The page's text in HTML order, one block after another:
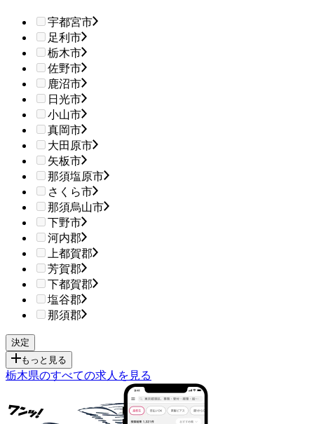
宇都宮市
足利市
栃木市
佐野市
鹿沼市
日光市
小山市
真岡市
大田原市
矢板市
那須塩原市
さくら市
那須烏山市
下野市
河内郡
上都賀郡
芳賀郡
下都賀郡
塩谷郡
那須郡
もっと見る
栃木県のすべての求人を見る